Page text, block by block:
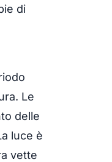
di
Le
delle
luce è
vette